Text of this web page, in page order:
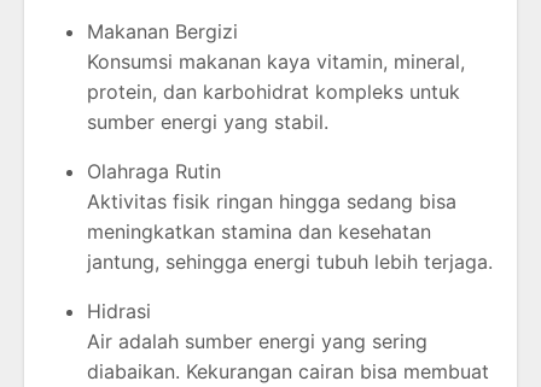
Makanan Bergizi
Konsumsi makanan kaya vitamin, mineral,
protein, dan karbohidrat kompleks untuk
sumber energi yang stabil.
Olahraga Rutin
Aktivitas fisik ringan hingga sedang bisa
meningkatkan stamina dan kesehatan
jantung, sehingga energi tubuh lebih terjaga.
Hidrasi
Air adalah sumber energi yang sering
diabaikan. Kekurangan cairan bisa membuat